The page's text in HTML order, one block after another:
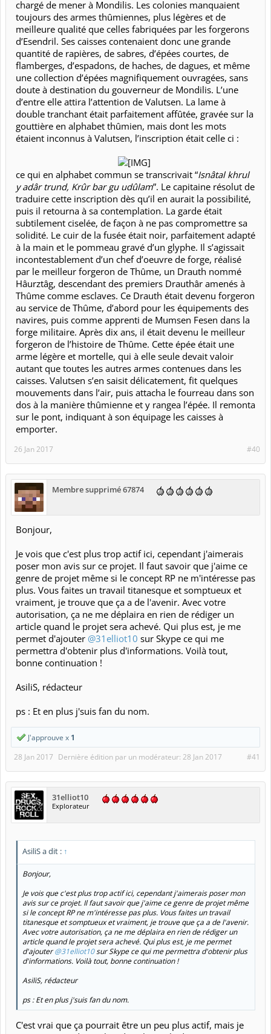
chargé de mener à Mondilis. Les colonies manquaient
toujours des armes thûmiennes, plus légères et de
meilleure qualité que celles fabriquées par les forgerons
d’Esendril. Ses caisses contenaient donc une grande
quantité de rapières, de sabres, d’épées courtes, de
flamberges, d’espadons, de haches, de dagues, et même
une collection d’épées magnifiquement ouvragées, sans
doute à destination du gouverneur de Mondilis. L’une
d’entre elle attira l’attention de Valutsen. La lame à
double tranchant était parfaitement affûtée, gravée sur la
gouttière en alphabet thûmien, mais dont les mots
étaient inconnus à Valutsen, l’inscription était celle ci :
ce qui en alphabet commun se transcrivait “Isnâtal khrul
y adâr trund, Krûr bar gu udûlam”. Le capitaine résolut de
traduire cette inscription dès qu’il en aurait la possibilité,
puis il retourna à sa contemplation. La garde était
subtilement ciselée, de façon à ne pas compromettre sa
solidité. Le cuir de la fusée était noir, parfaitement adapté
à la main et le pommeau gravé d’un glyphe. Il s’agissait
incontestablement d’un chef d’oeuvre de forge, réalisé
par le meilleur forgeron de Thûme, un Drauth nommé
Hâurztâg, descendant des premiers Drauthâr amenés à
Thûme comme esclaves. Ce Drauth était devenu forgeron
au service de Thûme, d’abord pour les équipements des
navires, puis comme apprenti de Mumsen Fesen dans la
forge militaire. Après dix ans, il était devenu le meilleur
forgeron de l’histoire de Thûme. Cette épée était une
arme légère et mortelle, qui à elle seule devait valoir
autant que toutes les autres armes contenues dans les
caisses. Valutsen s’en saisit délicatement, fit quelques
mouvements dans l’air, puis attacha le fourreau dans son
dos à la manière thûmienne et y rangea l’épée. Il remonta
sur le pont, indiquant à son équipage les caisses à
emporter.
#40
26 Jan 2017
Membre supprimé 67874
Bonjour,
Je vois que c'est plus trop actif ici, cependant j'aimerais
poser mon avis sur ce projet. Il faut savoir que j'aime ce
genre de projet même si le concept RP ne m'intéresse pas
plus. Vous faites un travail titanesque et somptueux et
vraiment, je trouve que ça a de l'avenir. Avec votre
autorisation, ça ne me déplaira en rien de rédiger un
article quand le projet sera achevé. Qui plus est, je me
permet d'ajouter @31elliot10 sur Skype ce qui me
permettra d'obtenir plus d'informations. Voilà tout,
bonne continuation !
AsiliS, rédacteur
ps : Et en plus j'suis fan du nom.
J'approuve x 1
#41
28 Jan 2017 Dernière édition par un modérateur: 28 Jan 2017
31elliot10
Explorateur
AsiliS a dit : ↑
Bonjour,
Je vois que c'est plus trop actif ici, cependant j'aimerais poser mon
avis sur ce projet. Il faut savoir que j'aime ce genre de projet même
si le concept RP ne m'intéresse pas plus. Vous faites un travail
titanesque et somptueux et vraiment, je trouve que ça a de l'avenir.
Avec votre autorisation, ça ne me déplaira en rien de rédiger un
article quand le projet sera achevé. Qui plus est, je me permet
d'ajouter@31elliot10sur Skype ce qui me permettra d'obtenir plus
d'informations. Voilà tout, bonne continuation !
AsiliS, rédacteur
ps : Et en plus j'suis fan du nom.
C'est vrai que ça pourrait être un peu plus actif, mais je